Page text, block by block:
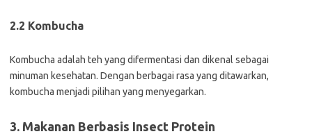
2.2 Kombucha
Kombucha adalah teh yang difermentasi dan dikenal sebagai
minuman kesehatan. Dengan berbagai rasa yang ditawarkan,
kombucha menjadi pilihan yang menyegarkan.
3. Makanan Berbasis Insect Protein